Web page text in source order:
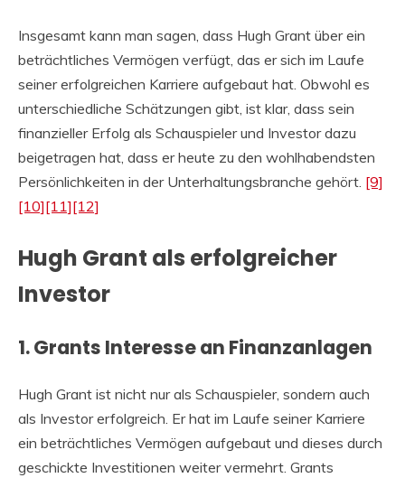
Insgesamt kann man sagen, dass Hugh Grant über ein
beträchtliches Vermögen verfügt, das er sich im Laufe
seiner erfolgreichen Karriere aufgebaut hat. Obwohl es
unterschiedliche Schätzungen gibt, ist klar, dass sein
finanzieller Erfolg als Schauspieler und Investor dazu
beigetragen hat, dass er heute zu den wohlhabendsten
Persönlichkeiten in der Unterhaltungsbranche gehört. [9]
[10][11][12]
Hugh Grant als erfolgreicher
Investor
1. Grants Interesse an Finanzanlagen
Hugh Grant ist nicht nur als Schauspieler, sondern auch
als Investor erfolgreich. Er hat im Laufe seiner Karriere
ein beträchtliches Vermögen aufgebaut und dieses durch
geschickte Investitionen weiter vermehrt. Grants